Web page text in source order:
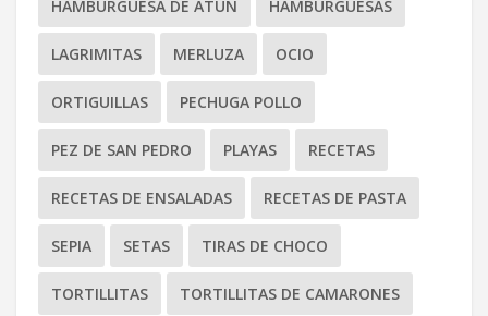
HAMBURGUESA DE ATÚN HAMBURGUESAS
LAGRIMITAS MERLUZA OCIO
ORTIGUILLAS PECHUGA POLLO
PEZ DE SAN PEDRO PLAYAS RECETAS
RECETAS DE ENSALADAS RECETAS DE PASTA
SEPIA SETAS TIRAS DE CHOCO
TORTILLITAS TORTILLITAS DE CAMARONES